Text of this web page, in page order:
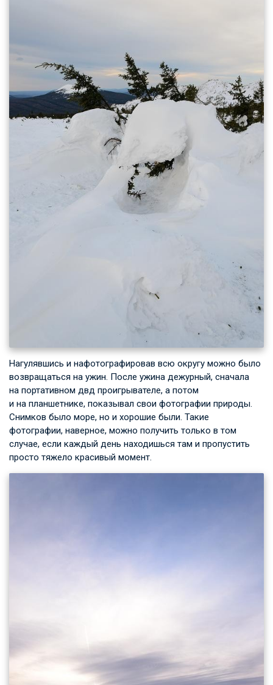
Нагулявшись и нафотографировав всю округу можно было
возвращаться на ужин. После ужина дежурный, сначала
на портативном двд проигрывателе, а потом
и на планшетнике, показывал свои фотографии природы.
Снимков было море, но и хорошие были. Такие
фотографии, наверное, можно получить только в том
случае, если каждый день находишься там и пропустить
просто тяжело красивый момент.